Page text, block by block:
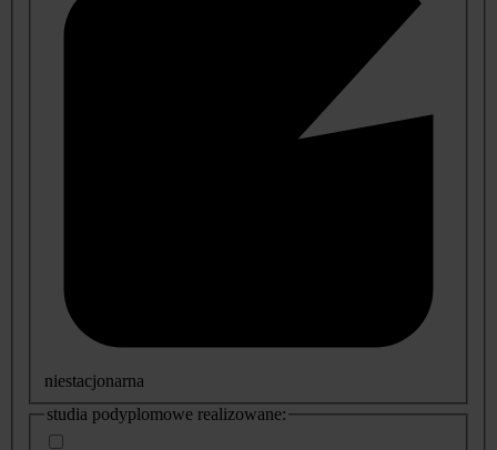
niestacjonarna
studia podyplomowe realizowane: